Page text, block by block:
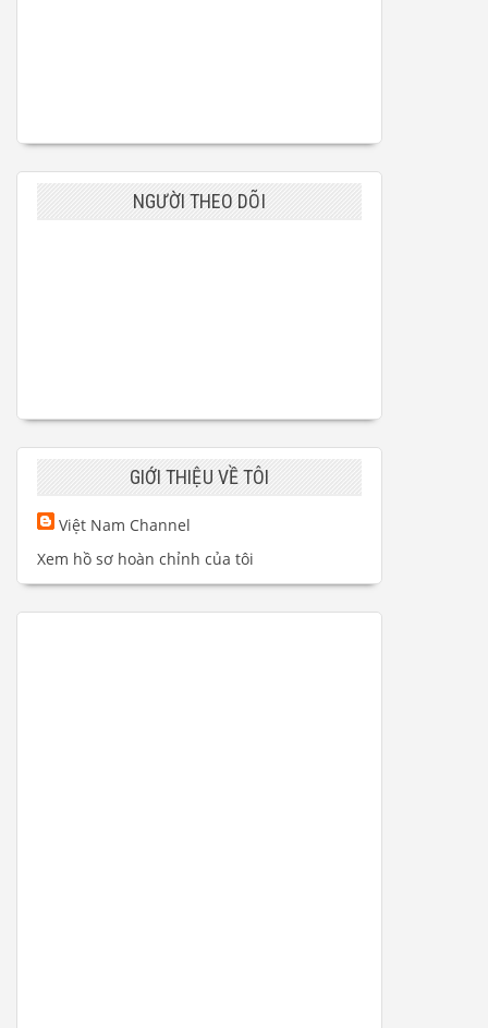
NGƯỜI THEO DÕI
GIỚI THIỆU VỀ TÔI
Việt Nam Channel
Xem hồ sơ hoàn chỉnh của tôi